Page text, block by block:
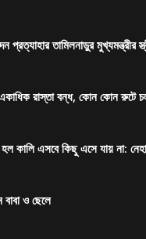
প্রত্যাহার তামিলনাড়ুর মুখ্যমন্ত্রীর
রাস্তা বন্ধ, কোন কোন রুটে
হল কালি এসবে কিছু এসে যায় না:
বাবা ও ছেলে